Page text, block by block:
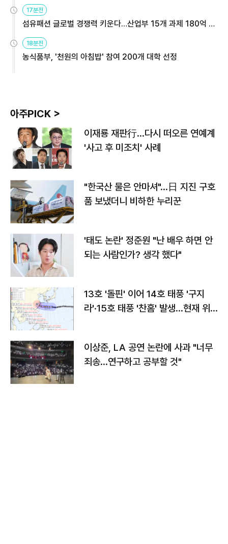
17분전
섬유패션 글로벌 경쟁력 키운다…산업부 15개 과제 180억 지
원
18분전
농식품부, '천원의 아침밥' 참여 200개 대학 선정
아주PICK >
이재룡 재판行…다시 떠오른 연예계
'사고 후 미조치' 사례
"한국산 물은 안마셔"…日 지진 구호
품 보냈더니 비하한 누리꾼
'태도 논란' 정준원 "난 배우 하면 안
되는 사람인가? 생각 했다"
13호 '돌핀' 이어 14호 태풍 '구지
라'·15호 태풍 '찬홈' 발생…현재 위
이상준, LA 공연 논란에 사과 "너무
죄송…연구하고 공부할 것"